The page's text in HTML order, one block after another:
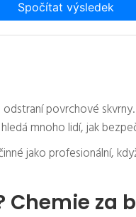
Spočítat výsledek
povrchové
mnoho lidí, jak
jako profesionální,
Chemie za